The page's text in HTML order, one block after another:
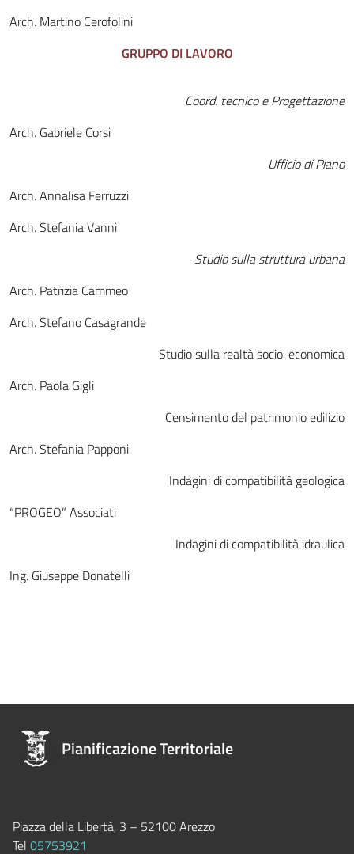
Arch. Martino Cerofolini
GRUPPO DI LAVORO
Coord. tecnico e Progettazione
Arch. Gabriele Corsi
Ufficio di Piano
Arch. Annalisa Ferruzzi
Arch. Stefania Vanni
Studio sulla struttura urbana
Arch. Patrizia Cammeo
Arch. Stefano Casagrande
Studio sulla realtà socio-economica
Arch. Paola Gigli
Censimento del patrimonio edilizio
Arch. Stefania Papponi
Indagini di compatibilità geologica
“PROGEO” Associati
Indagini di compatibilità idraulica
Ing. Giuseppe Donatelli
Pianificazione Territoriale
Piazza della Libertà, 3 – 52100 Arezzo
Tel 05753921